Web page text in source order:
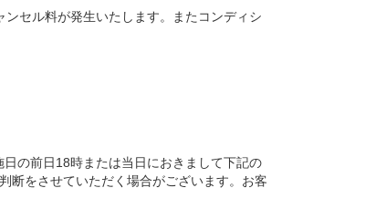
セル料が発生いたします。またコンディシ
の前日18時または当日におきまして下記の
断をさせていただく場合がございます。お客